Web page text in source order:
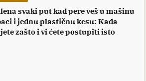
svaki put kad pere veš u mašinu
i jednu plastičnu kesu: Kada
zašto i vi ćete postupiti isto